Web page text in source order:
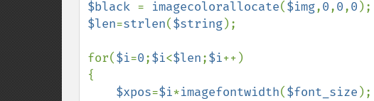
$black = imagecolorallocate($img,0,0,0
$len=strlen($string);
for($i=0;$i<$len;$i++)
{
$xpos=$i*imagefontwidth($font_size );